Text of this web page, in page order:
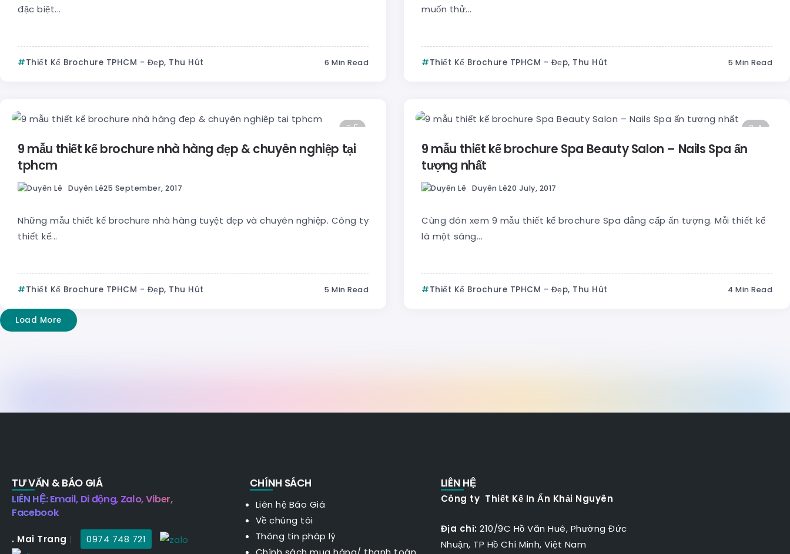
đặc biệt...
Thiết Kế Brochure TPHCM - Đẹp, Thu Hút 6 Min Read
muốn thử...
Thiết Kế Brochure TPHCM - Đẹp, Thu Hút 5 Min Read
5
9 mẫu thiết kế brochure nhà hàng đẹp & chuyên nghiệp tại
tphcm
Duyên Lê25 September, 2017
Những mẫu thiết kế brochure nhà hàng tuyệt đẹp và chuyên nghiệp. Công ty
thiết kế...
Thiết Kế Brochure TPHCM - Đẹp, Thu Hút 5 Min Read
4
9 mẫu thiết kế brochure Spa Beauty Salon – Nails Spa ấn
tượng nhất
Duyên Lê20 July, 2017
Cùng đón xem 9 mẫu thiết kế brochure Spa đẳng cấp ấn tượng. Mỗi thiết kế
là một sáng...
Thiết Kế Brochure TPHCM - Đẹp, Thu Hút 4 Min Read
Load More
TƯ VẤN & BÁO GIÁ
LIÊN HỆ: Email, Di động, Zalo, Viber,
Facebook
. Mai Trang | 0974 748 721
CHÍNH SÁCH
Liên hệ Báo Giá
Về chúng tôi
Thông tin pháp lý
LIÊN HỆ
Công ty Thiết Kế In Ấn Khải Nguyên
Địa chỉ: 210/9C Hồ Văn Huê, Phường Đức
Nhuận, TP Hồ Chí Minh, Việt Nam